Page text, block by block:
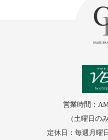
営業時間：
（土曜日の
定休日：毎週月曜